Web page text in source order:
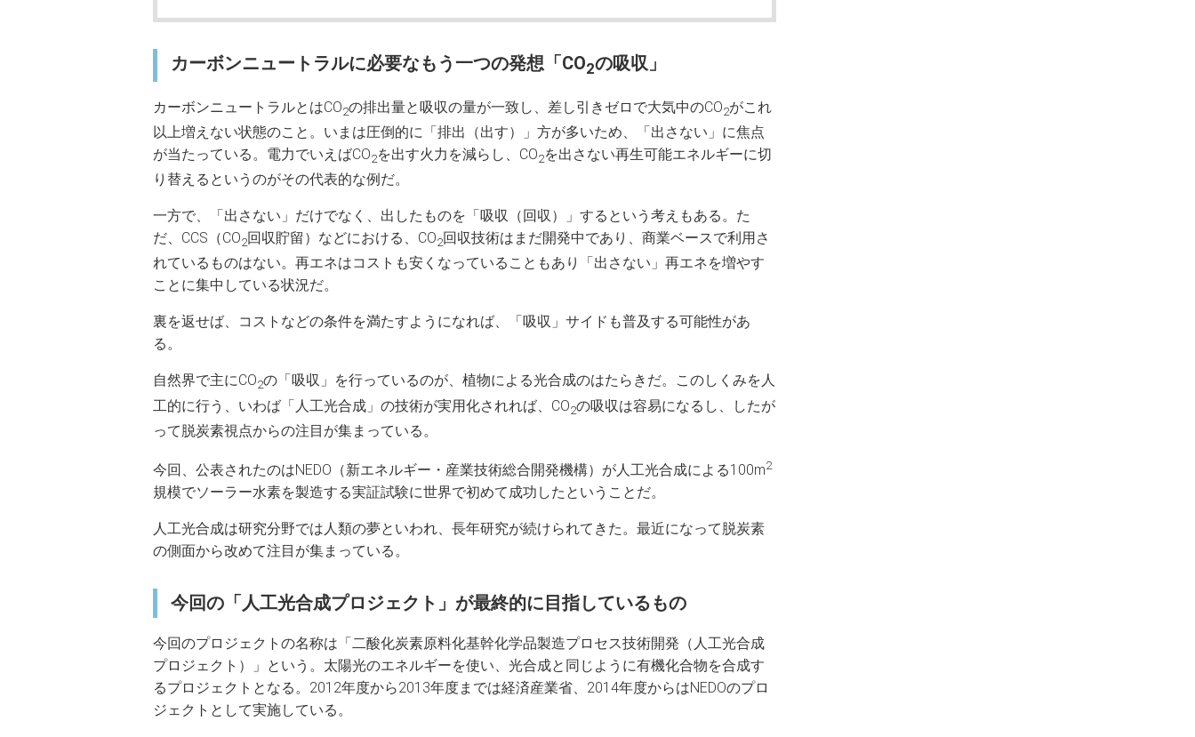
カーボンニュートラルに必要なもう一つの発想「CO2の吸収」
カーボンニュートラルとはCO2の排出量と吸収の量が一致し、差し引きゼロで大気中のCO2がこれ
以上増えない状態のこと。いまは圧倒的に「排出（出す）」方が多いため、「出さない」に焦点
が当たっている。電力でいえばCO2を出す火力を減らし、CO2を出さない再生可能エネルギーに切
り替えるというのがその代表的な例だ。
一方で、「出さない」だけでなく、出したものを「吸収（回収）」するという考えもある。た
だ、CCS（CO2回収貯留）などにおける、CO2回収技術はまだ開発中であり、商業ベースで利用さ
れているものはない。再エネはコストも安くなっていることもあり「出さない」再エネを増やす
ことに集中している状況だ。
裏を返せば、コストなどの条件を満たすようになれば、「吸収」サイドも普及する可能性があ
る。
自然界で主にCO2の「吸収」を行っているのが、植物による光合成のはたらきだ。このしくみを人
工的に行う、いわば「人工光合成」の技術が実用化されれば、CO2の吸収は容易になるし、したが
って脱炭素視点からの注目が集まっている。
今回、公表されたのはNEDO（新エネルギー・産業技術総合開発機構）が人工光合成による100m2
規模でソーラー水素を製造する実証試験に世界で初めて成功したということだ。
人工光合成は研究分野では人類の夢といわれ、長年研究が続けられてきた。最近になって脱炭素
の側面から改めて注目が集まっている。
今回の「人工光合成プロジェクト」が最終的に目指しているもの
今回のプロジェクトの名称は「二酸化炭素原料化基幹化学品製造プロセス技術開発（人工光合成
プロジェクト）」という。太陽光のエネルギーを使い、光合成と同じように有機化合物を合成す
るプロジェクトとなる。2012年度から2013年度までは経済産業省、2014年度からはNEDOのプロ
ジェクトとして実施している。